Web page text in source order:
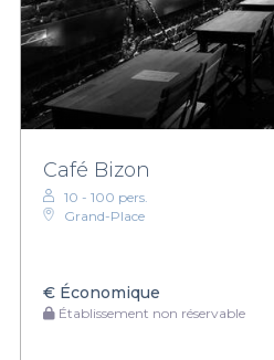
Café Bizon
10 - 100 pers.
Grand-Place
€ Économique
Établissement non réservable